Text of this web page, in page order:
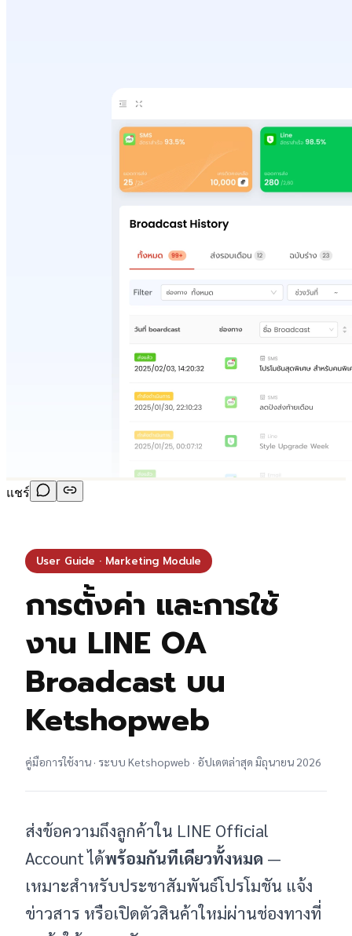
แชร์
User Guide · Marketing Module
การตั้งค่า และการใช้
งาน LINE OA
Broadcast บน
Ketshopweb
คู่มือการใช้งาน · ระบบ Ketshopweb · อัปเดตล่าสุด มิถุนายน 2026
ส่งข้อความถึงลูกค้าใน LINE Official
Account ได้พร้อมกันทีเดียวทั้งหมด —
เหมาะสำหรับประชาสัมพันธ์โปรโมชัน แจ้ง
ข่าวสาร หรือเปิดตัวสินค้าใหม่ผ่านช่องทางที่